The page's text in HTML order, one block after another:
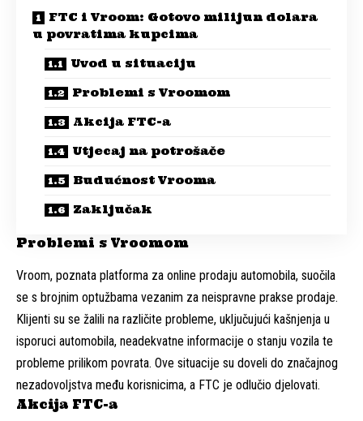
FTC i Vroom: Gotovo milijun dolara
u povratima kupcima
Uvod u situaciju
Problemi s Vroomom
Akcija FTC-a
Utjecaj na potrošače
Budućnost Vrooma
Zaključak
Problemi s Vroomom
Vroom, poznata platforma za online prodaju automobila, suočila
se s brojnim optužbama vezanim za neispravne prakse prodaje.
Klijenti su se žalili na različite probleme, uključujući kašnjenja u
isporuci automobila, neadekvatne informacije o stanju vozila te
probleme prilikom povrata. Ove situacije su doveli do značajnog
nezadovoljstva među korisnicima, a FTC je odlučio djelovati.
Akcija FTC-a